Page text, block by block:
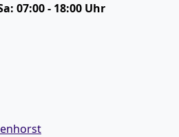
07:00 - 18:00 Uhr